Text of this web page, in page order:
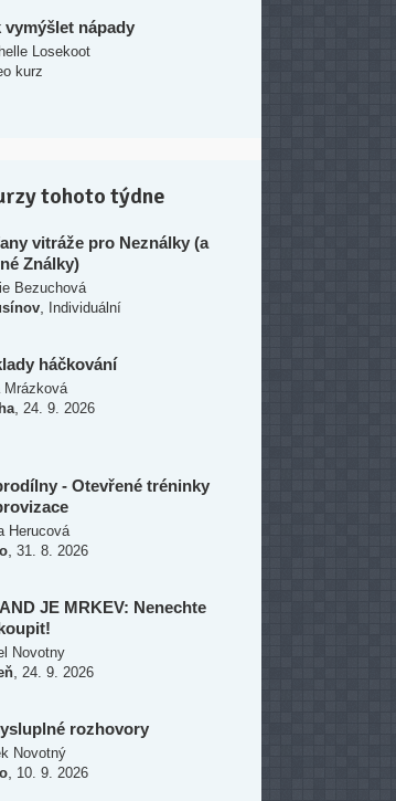
vymýšlet nápady
Losekoot
kurz
tohoto týdne
vitráže pro Neználky (a
Ználky)
Bezuchová
Individuální
háčkování
Mrázková
24. 9. 2026
- Otevřené tréninky
Herucová
31. 8. 2026
JE MRKEV: Nenechte
Novotny
24. 9. 2026
rozhovory
Novotný
10. 9. 2026